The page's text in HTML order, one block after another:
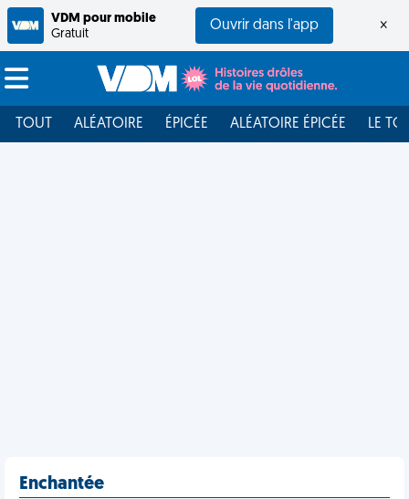
VDM pour mobile
Gratuit
Ouvrir dans l'app ×
TOUT ALÉATOIRE ÉPICÉE ALÉATOIRE ÉPICÉE LE
Enchantée